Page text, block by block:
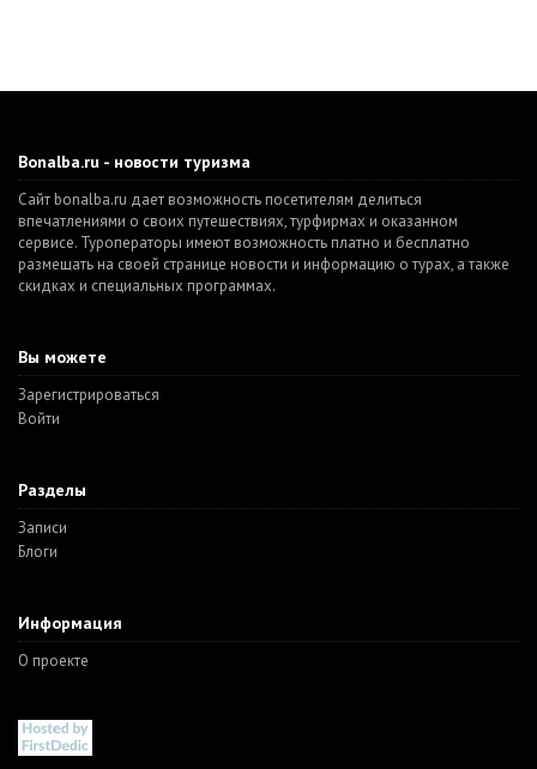
Bonalba.ru - новости туризма
Сайт bonalba.ru дает возможность посетителям делиться
впечатлениями о своих путешествиях, турфирмах и оказанном
сервисе. Туроператоры имеют возможность платно и бесплатно
размещать на своей странице новости и информацию о турах, а также
скидках и специальных программах.
Вы можете
Зарегистрироваться
Войти
Разделы
Записи
Блоги
Информация
О проекте